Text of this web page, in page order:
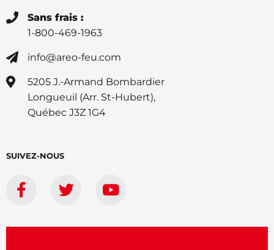
Sans frais :
1-800-469-1963
info@areo-feu.com
5205 J.-Armand Bombardier
Longueuil (Arr. St-Hubert),
Québec J3Z 1G4
SUIVEZ-NOUS